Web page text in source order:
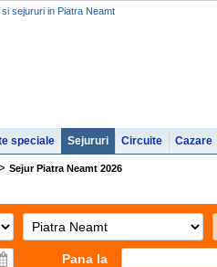
sejururi in Piatra Neamt
speciale Sejururi Circuite Cazare
Sejur Piatra Neamt 2026
Pana la